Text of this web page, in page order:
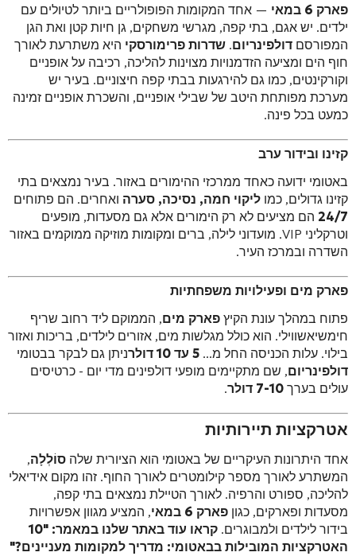
פארק 6 במאי
— אחד המקומות הפופולריים ביותר לטיולים עם
ילדים. יש אגם, בתי קפה, מגרשי משחקים, גן חיות קטן ואת הגן
המפורסם דולפינריום. שדרות פרימורסקי היא משתרעת לאורך
חוף הים ומציעה הזדמנויות מצוינות להליכה, רכיבה על אופניים
וקורקינטים, כמו גם להירגעות בבתי קפה חיצוניים. בעיר יש
מערכת מפותחת היטב של שבילי אופניים, והשכרת אופניים זמינה
כמעט בכל פינה.
קזינו ובידור ערב
באטומי ידועה כאחד ממרכזי ההימורים באזור. בעיר נמצאים בתי
קזינו גדולים, כמו ליקוי חמה, נסיכה, סערה ואחרים. הם פתוחים
24/7 הם מציעים לא רק הימורים אלא גם מסעדות, מופעים
וטרקליני VIP. מועדוני לילה, ברים ומקומות מוזיקה ממוקמים באזור
השדרה ובמרכז העיר.
פארק מים ופעילויות משפחתיות
פתוח במהלך עונת הקיץ פארק מים, הממוקם ליד רחוב שריף
חימשיאשווילי. הוא כולל מגלשות מים, אזורים לילדים, בריכות ואזור
בילוי. עלות הכניסה החל מ... 5 עד 10 דולר
ניתן גם לבקר בבטומי
דולפינריום, שם מתקיימים מופעי דולפינים מדי יום - כרטיסים
עולים בערך 7-10 דולר .
אטרקציות תיירותיות
אחד היתרונות העיקריים של באטומי הוא הציורית שלה סוֹלְלָה,
המשתרע לאורך מספר קילומטרים לאורך החוף. זהו מקום אידיאלי
להליכה, ספורט והרפיה. לאורך הטיילת נמצאים בתי קפה,
מסעדות ופארקים, כגון פארק 6 במאי
, המציע מגוון אפשרויות
בידור לילדים ולמבוגרים.
קראו עוד באתר שלנו במאמר: "10
האטרקציות המובילות בבאטומי: מדריך למקומות מעניינים?"